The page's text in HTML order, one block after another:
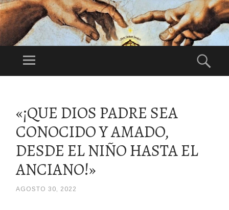
DI
NU
O
PA
DR
E
1°Domingo de
Menú
CONTENIDO
«¡QUE DIOS PADRE SEA
CONOCIDO Y AMADO,
DESDE EL NIÑO HASTA EL
ANCIANO!»
AGOSTO 30, 2022